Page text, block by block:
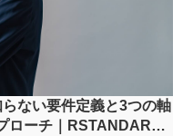
らない要件定義と3つの軸
ローチ｜RSTANDARD